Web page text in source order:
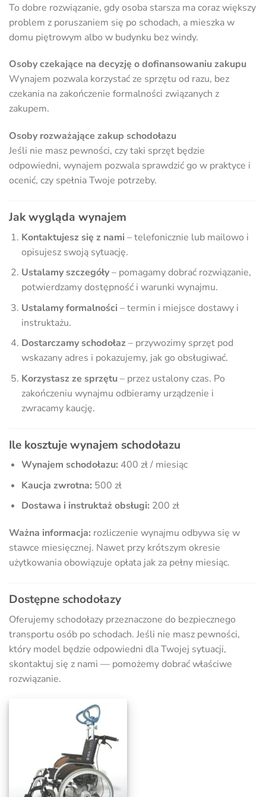
To dobre rozwiązanie, gdy osoba starsza ma coraz większy
problem z poruszaniem się po schodach, a mieszka w
domu piętrowym albo w budynku bez windy.
Osoby czekające na decyzję o dofinansowaniu zakupu
Wynajem pozwala korzystać ze sprzętu od razu, bez
czekania na zakończenie formalności związanych z
zakupem.
Osoby rozważające zakup schodołazu
Jeśli nie masz pewności, czy taki sprzęt będzie
odpowiedni, wynajem pozwala sprawdzić go w praktyce i
ocenić, czy spełnia Twoje potrzeby.
Jak wygląda wynajem
Kontaktujesz się z nami – telefonicznie lub mailowo i
opisujesz swoją sytuację.
Ustalamy szczegóły– pomagamy dobrać rozwiązanie,
potwierdzamy dostępność i warunki wynajmu.
Ustalamy formalności – termin i miejsce dostawy i
instruktażu.
Dostarczamy schodołaz– przywozimy sprzęt pod
wskazany adres i pokazujemy, jak go obsługiwać.
Korzystasz ze sprzętu– przez ustalony czas. Po
zakończeniu wynajmu odbieramy urządzenie i
zwracamy kaucję.
Ile kosztuje wynajem schodołazu
Wynajem schodołazu: 400 zł / miesiąc
Kaucja zwrotna: 500 zł
Dostawa i instruktaż obsługi: 200 zł
Ważna informacja: rozliczenie wynajmu odbywa się w
stawce miesięcznej. Nawet przy krótszym okresie
użytkowania obowiązuje opłata jak za pełny miesiąc.
Dostępne schodołazy
Oferujemy schodołazy przeznaczone do bezpiecznego
transportu osób po schodach. Jeśli nie masz pewności,
który model będzie odpowiedni dla Twojej sytuacji,
skontaktuj się z nami — pomożemy dobrać właściwe
rozwiązanie.